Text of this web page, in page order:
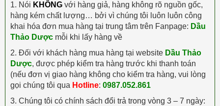
1. Nói KHÔNG với hàng giả, hàng không rõ nguồn gốc,
hàng kém chất lượng… bởi vì chúng tôi luôn luôn công
khai hóa đơn mua hàng tại trung tâm trên Fanpage: Dầu
Thảo Dược mỗi khi lấy hàng về
2. Đối với khách hàng mua hàng tại website Dầu Thảo
Dược, được phép kiểm tra hàng trước khi thanh toán
(nếu đơn vị giao hàng không cho kiểm tra hàng, vui lòng
gọi chúng tôi qua Hotline: 0987.052.861
3. Chúng tôi có chính sách đổi trả trong vòng 3 – 7 ngày: